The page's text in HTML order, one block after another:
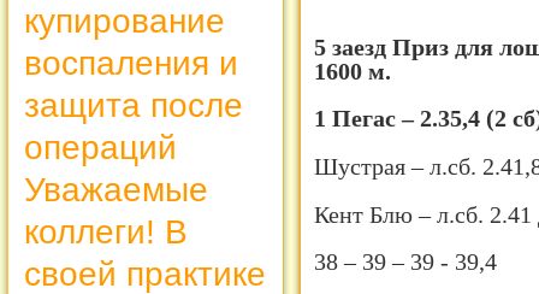
купирование
воспаления и
защита после
операций
Уважаемые
коллеги! В
своей практике
5 заезд Приз для
1600 м.
1 Пегас – 2.35,4 (2
Шустрая – л.сб.
Кент Блю – л.сб.
38 – 39 – 39 - 39,4